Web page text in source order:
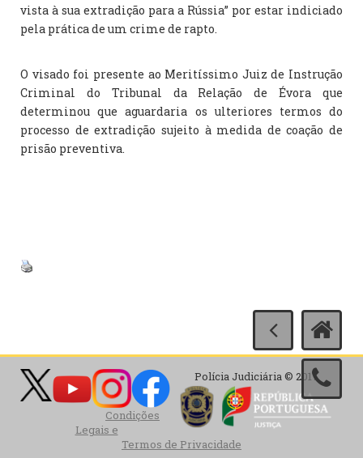
vista à sua extradição para a Rússia” por estar indiciado
pela prática de um crime de rapto.
O visado foi presente ao Meritíssimo Juiz de Instrução
Criminal do Tribunal da Relação de Évora que
determinou que aguardaria os ulteriores termos do
processo de extradição sujeito à medida de coação de
prisão preventiva.
Polícia Judiciária © 2017
Condições
Legais e
Termos de Privacidade